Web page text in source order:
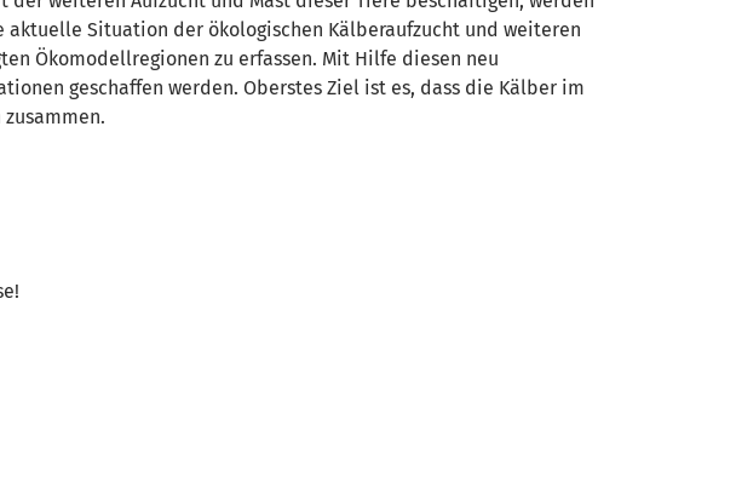
Situation der ökologischen Kälberaufzucht und weiteren
Ökomodellregionen zu erfassen. Mit Hilfe diesen neu
geschaffen werden. Oberstes Ziel ist es, dass die Kälber im